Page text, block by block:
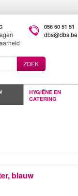
056 60 51 51
dbs@dbs.be
ZOEK
HYGIËNE EN
CATERING
blauw